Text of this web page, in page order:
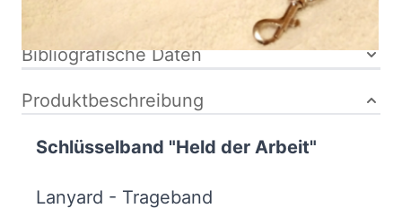
Bibliografische Daten
Produktbeschreibung
Schlüsselband "Held der Arbeit"
Lanyard - Trageband